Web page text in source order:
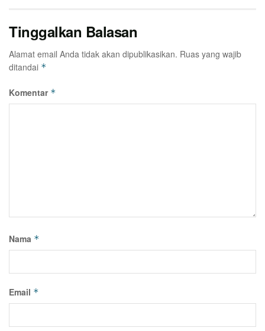
Tinggalkan Balasan
Alamat email Anda tidak akan dipublikasikan. Ruas yang wajib
ditandai *
Komentar *
Nama *
Email *